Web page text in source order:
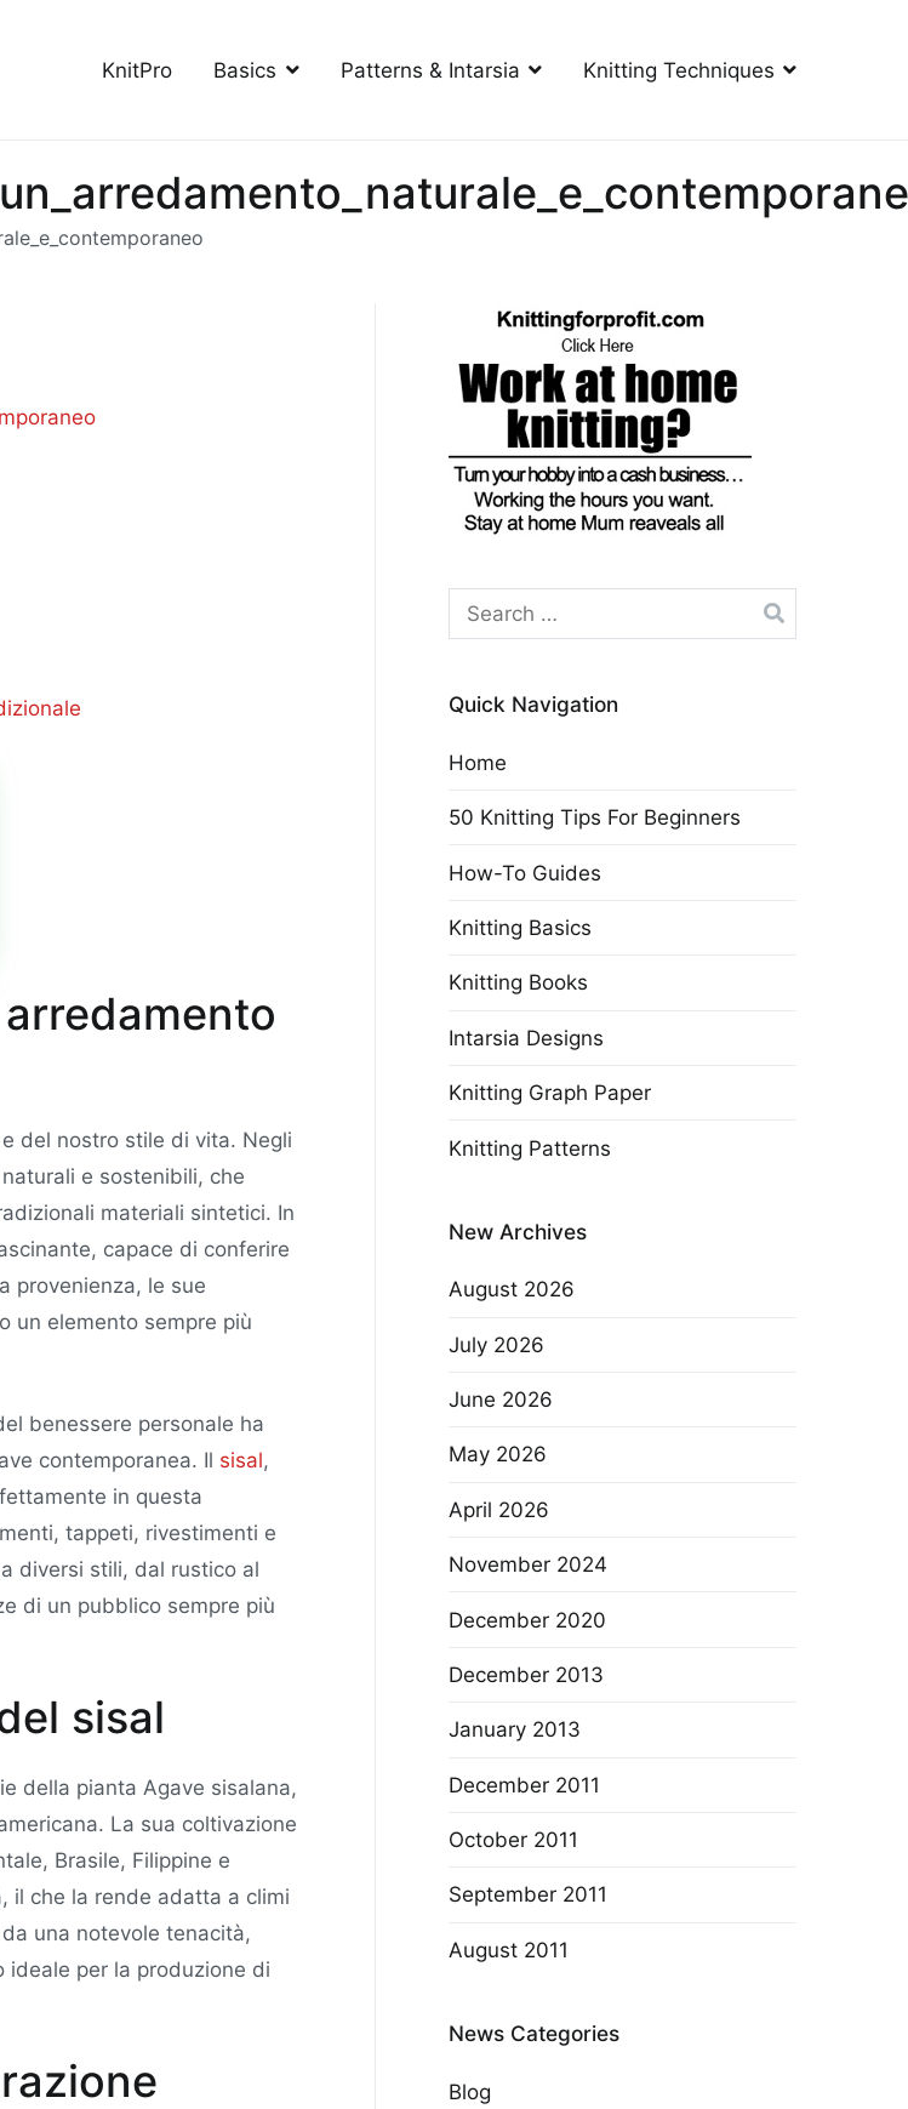
Knitting Site
to knit, free videos, free patterns
KnitPro Basics Patterns & Intarsia Knitting Techniques
del nostro stile di vita. Negli
e sostenibili, che
materiali sintetici. In
capace di conferire
provenienza, le sue
un elemento sempre più
benessere personale ha
contemporanea. Il sisal,
in questa
tappeti, rivestimenti e
diversi stili, dal rustico al
di un pubblico sempre più
sisal
della pianta Agave sisalana,
La sua coltivazione
Brasile, Filippine e
il che la rende adatta a climi
una notevole tenacità,
ideale per la produzione di
Search
for:
Quick Navigation
Home
50 Knitting Tips For Beginners
How-To Guides
Knitting Basics
Knitting Books
Intarsia Designs
Knitting Graph Paper
Knitting Patterns
New Archives
August 2026
July 2026
June 2026
May 2026
April 2026
November 2024
December 2020
December 2013
January 2013
December 2011
October 2011
September 2011
August 2011
News Categories
Blog